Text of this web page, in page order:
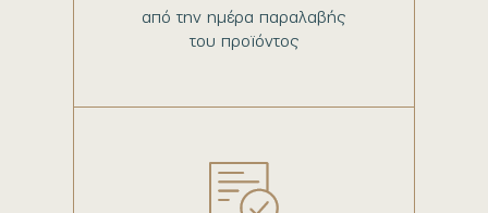
από την ημέρα παραλαβής
του προϊόντος